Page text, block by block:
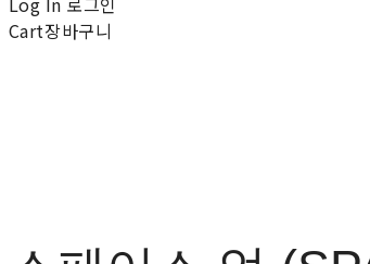
Cart장바구니